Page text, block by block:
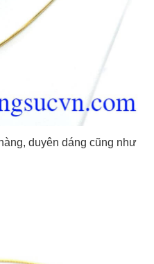
duyên dáng cũng như